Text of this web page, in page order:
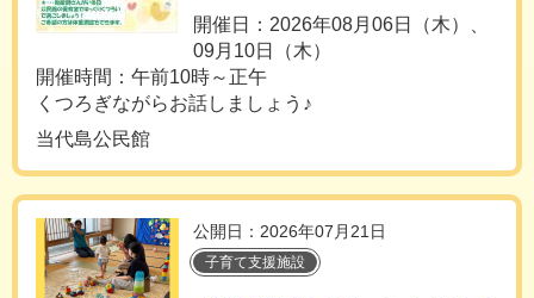
開催日：2026年08月06日（木）、
09月10日（木）
開催時間：午前10時～正午
くつろぎながらお話しましょう♪
当代島公民館
公開日：2026年07月21日
子育て支援施設